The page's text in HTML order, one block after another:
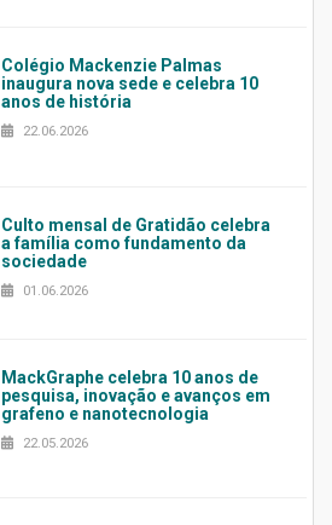
Colégio Mackenzie Palmas
inaugura nova sede e celebra 10
anos de história
22.06.2026
Culto mensal de Gratidão celebra
a família como fundamento da
sociedade
01.06.2026
MackGraphe celebra 10 anos de
pesquisa, inovação e avanços em
grafeno e nanotecnologia
22.05.2026